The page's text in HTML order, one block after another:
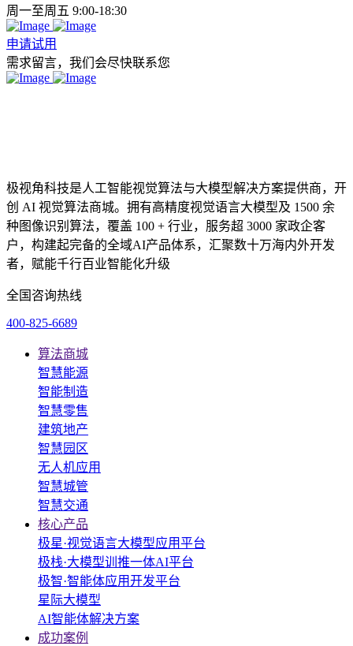
周一至周五 9:00-18:30
申请试用
需求留言，我们会尽快联系您
极视角科技是人工智能视觉算法与大模型解决方案提供商，开
创 AI 视觉算法商城。拥有高精度视觉语言大模型及 1500 余
种图像识别算法，覆盖 100 + 行业，服务超 3000 家政企客
户，构建起完备的全域AI产品体系，汇聚数十万海内外开发
者，赋能千行百业智能化升级
全国咨询热线
400-825-6689
算法商城
智慧能源
智能制造
智慧零售
建筑地产
智慧园区
无人机应用
智慧城管
智慧交通
核心产品
极星·视觉语言大模型应用平台
极栈·大模型训推一体AI平台
极智·智能体应用开发平台
星际大模型
AI智能体解决方案
成功案例